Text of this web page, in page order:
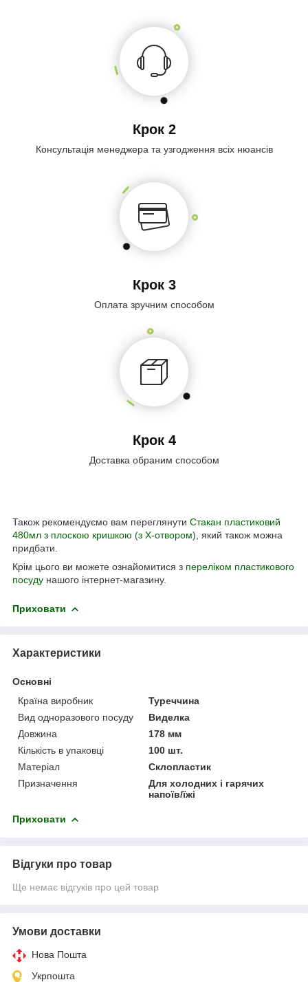
Крок 2
Консультація менеджера та узгодження всіх нюансів
Крок 3
Оплата зручним способом
Крок 4
Доставка обраним способом
Також рекомендуємо вам переглянути Стакан пластиковий
480мл з плоскою кришкою (з Х-отвором) , який також можна
придбати.
Крім цього ви можете ознайомитися з переліком пластикового
посуду нашого інтернет-магазину.
Приховати
Характеристики
Основні
Країна виробник
Туреччина
Вид одноразового посуду
Виделка
Довжина
178 мм
Кількість в упаковці
100 шт.
Матеріал
Склопластик
Призначення
Для холодних і гарячих
напоїв/їжі
Приховати
Відгуки про товар
Ще немає відгуків про цей товар
Умови доставки
Нова Пошта
Укрпошта